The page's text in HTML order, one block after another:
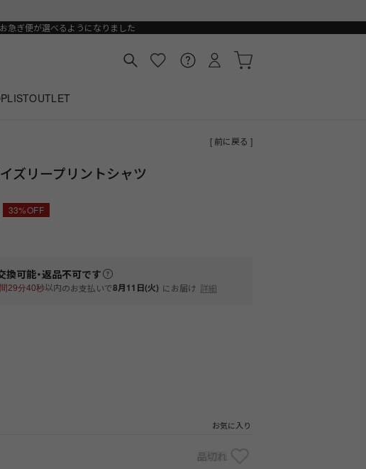
お急ぎ便が選べるようになりました
OUTLET
[ 前に戻る ]
ズリープリントシャツ
33%OFF
換可能・返品不可です
29分39秒以内のお支払いで8月11日(火) にお届け 詳細
お気に入り
品切れ